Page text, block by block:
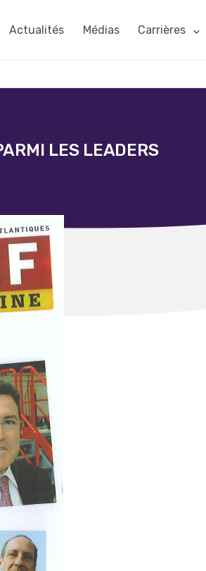
Actualités Médias Carrières
LES LEADERS